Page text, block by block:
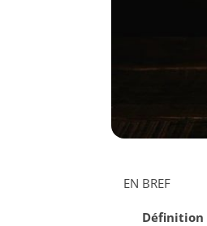
EN BREF
Définition